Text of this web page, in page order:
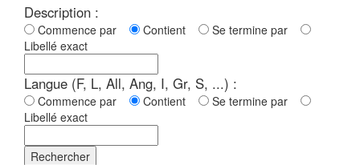
Description :
Commence par Contient
Se termine par
Libellé exact
Langue (F, L, All, Ang, I, Gr, S, ...) :
Commence par Contient
Se termine par
Libellé exact
Rechercher